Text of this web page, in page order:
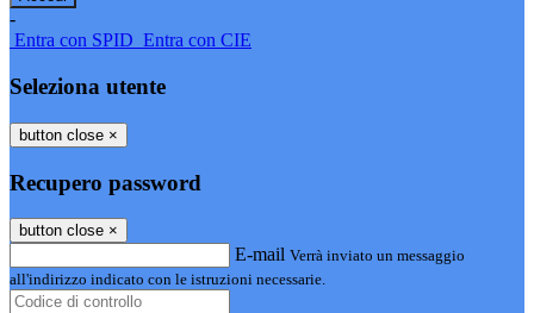
-
Entra con SPID Entra con CIE
Seleziona utente
button close ×
Recupero password
button close ×
E-mail Verrà inviato un messaggio
all'indirizzo indicato con le istruzioni necessarie.